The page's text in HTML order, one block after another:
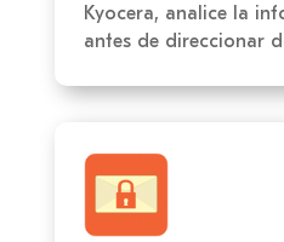
Kyocera, analice la
antes de direccionar